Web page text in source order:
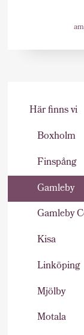
Här finns vi
Boxholm
Finspång
Gamleby
Gamleby
Kisa
Linköping
Mjölby
Motala